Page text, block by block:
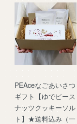
PEAceなごあいさつ
ギフト【ゆでピース
ナッツクッキーソル
ト】★送料込み（一